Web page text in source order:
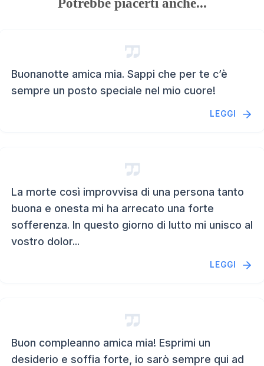
Buonanotte amica mia. Sappi che per te c’è
sempre un posto speciale nel mio cuore!
LEGGI
La morte così improvvisa di una persona tanto
buona e onesta mi ha arrecato una forte
sofferenza. In questo giorno di lutto mi unisco al
vostro dolor...
LEGGI
Buon compleanno amica mia! Esprimi un
desiderio e soffia forte, io sarò sempre qui ad